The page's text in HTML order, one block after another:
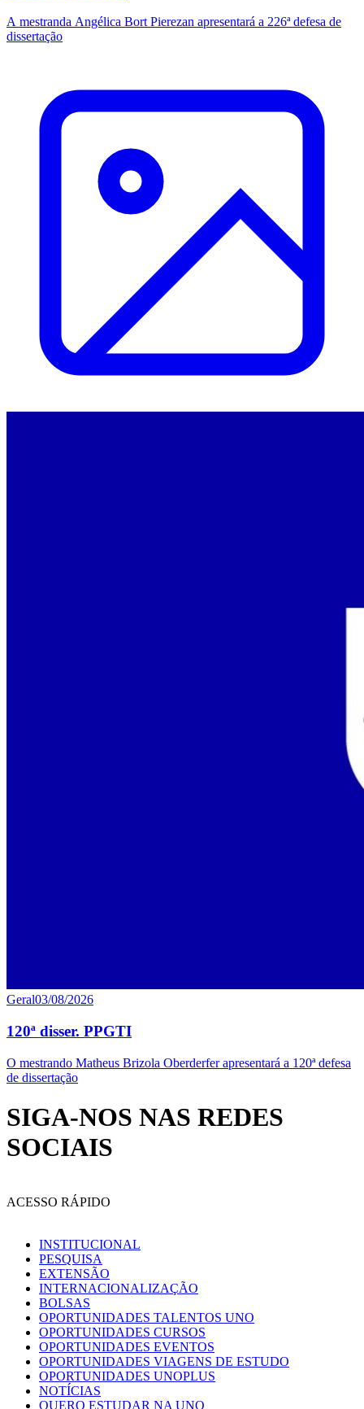
A mestranda Angélica Bort Pierezan apresentará a 226ª defesa de
dissertação
Geral03/08/2026
120ª disser. PPGTI
O mestrando Matheus Brizola Oberderfer apresentará a 120ª defesa
de dissertação
SIGA-NOS NAS REDES
SOCIAIS
ACESSO RÁPIDO
INSTITUCIONAL
PESQUISA
EXTENSÃO
INTERNACIONALIZAÇÃO
BOLSAS
OPORTUNIDADES TALENTOS UNO
OPORTUNIDADES CURSOS
OPORTUNIDADES EVENTOS
OPORTUNIDADES VIAGENS DE ESTUDO
OPORTUNIDADES UNOPLUS
NOTÍCIAS
QUERO ESTUDAR NA UNO